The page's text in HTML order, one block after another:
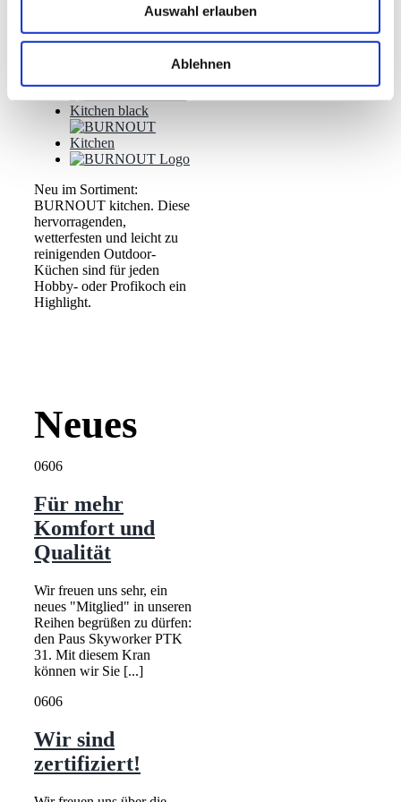
Auswahl erlauben
Ablehnen
Neu im Sortiment:
BURNOUT kitchen. Diese
hervorragenden,
wetterfesten und leicht zu
reinigenden Outdoor-
Küchen sind für jeden
Hobby- oder Profikoch ein
Highlight.
Neues
0606
Für mehr
Komfort und
Qualität
Wir freuen uns sehr, ein
neues "Mitglied" in unseren
Reihen begrüßen zu dürfen:
den Paus Skyworker PTK
31. Mit diesem Kran
können wir Sie [...]
0606
Wir sind
zertifiziert!